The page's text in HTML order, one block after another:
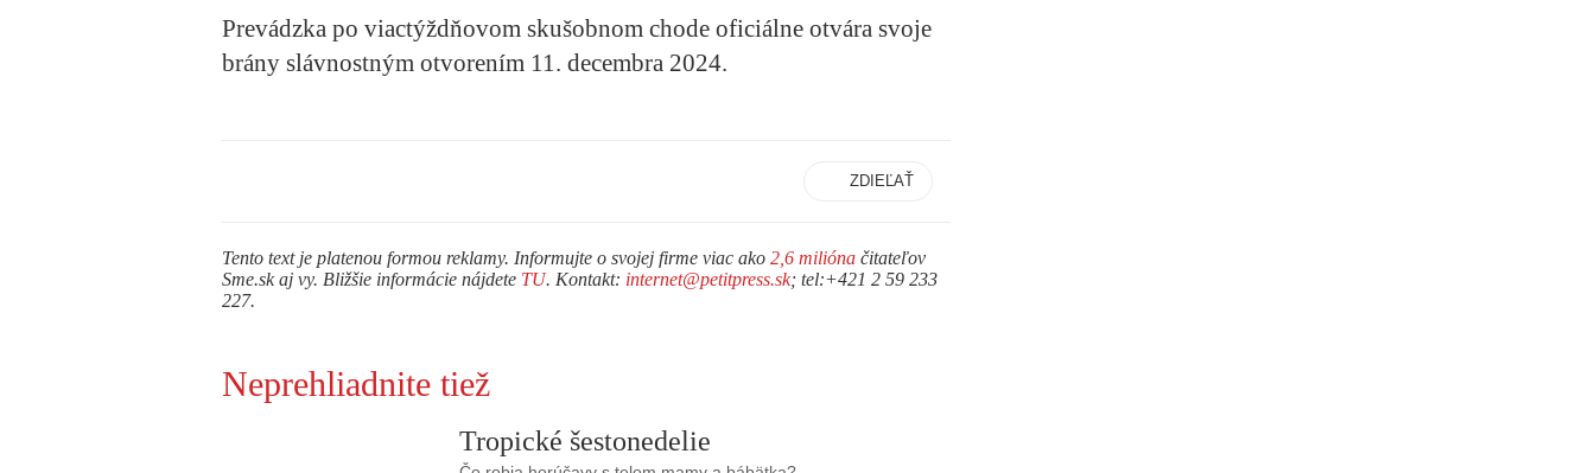
Prevádzka po viactýždňovom skušobnom chode oficiálne otvára svoje
brány slávnostným otvorením 11. decembra 2024.
ZDIEĽAŤ
Tento text je platenou formou reklamy. Informujte o svojej firme viac ako 2,6 milióna čitateľov
Sme.sk aj vy. Bližšie informácie nájdete TU. Kontakt: internet@petitpress.sk; tel:+421 2 59 233
227.
Neprehliadnite tiež
Tropické šestonedelie